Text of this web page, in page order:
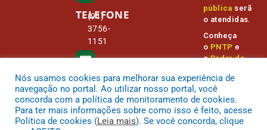
TELEFONE
(91)
3756-
1151
E-MAIL
camara@
cmmoju.p
a.gov.br
pública serã
o atendidas.
Conheça
o PNTP e
oRadar da
ia Pública
Nós usamos cookies para melhorar sua experiência de
navegação no portal. Ao utilizar nosso portal, você
concorda com a política de monitoramento de cookies.
Para ter mais informações sobre como isso é feito, acesse
Política de cookies (Leia mais). Se você concorda, clique